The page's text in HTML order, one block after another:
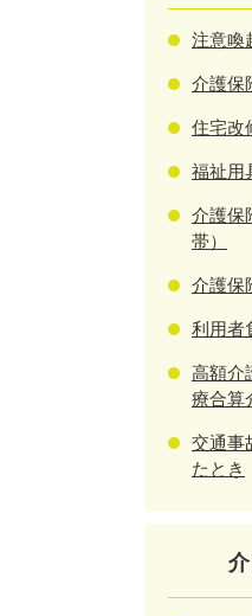
注意喚
介護保
住宅改
福祉用
介護保
帯）
介護保
利用者
高額介
療合算
交通事
たとき